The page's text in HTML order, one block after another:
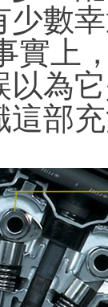
數
實上
為
這部